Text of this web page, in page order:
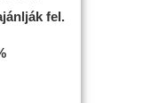
fel.